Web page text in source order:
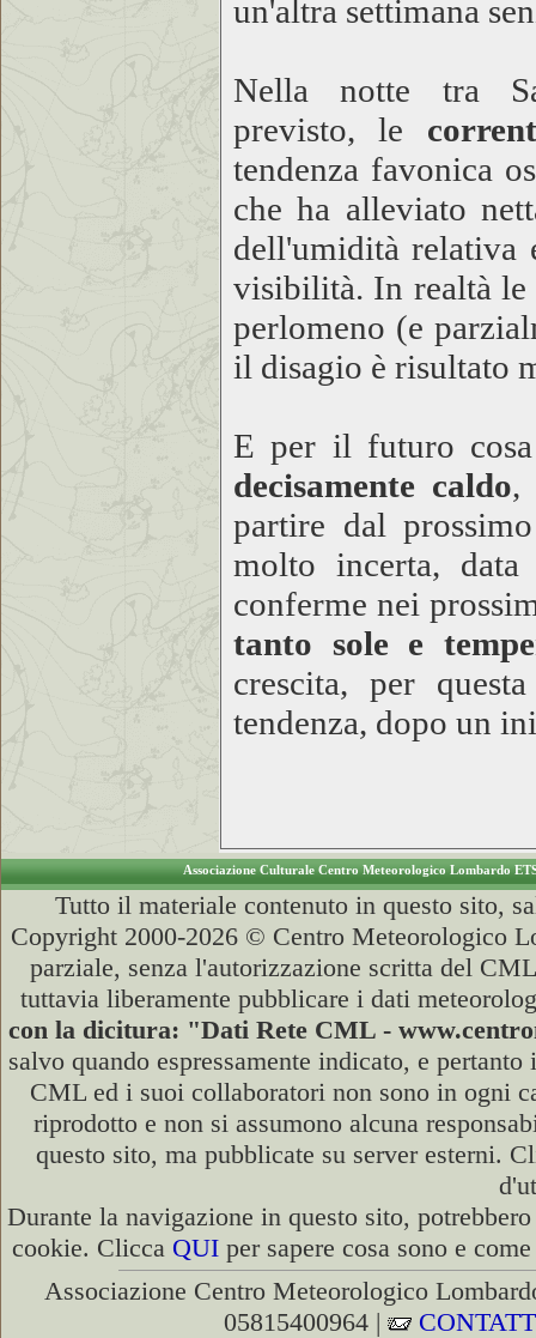
un'altra settimana
Nella notte tra
previsto, le
tendenza favonica
che ha alleviato
dell'umidità relativa
visibilità. In realtà le
perlomeno (e
il disagio è risultato
E per il futuro
decisamente caldo,
partire dal
molto incerta,
conferme nei
tanto sole e
crescita, per
tendenza, dopo un
Associazione Culturale Centro Meteorologico Lombardo
Tutto il materiale contenuto in questo sito,
Copyright 2000-2026 © Centro Meteorologico
parziale, senza l'autorizzazione scritta del
tuttavia liberamente pubblicare i dati
con la dicitura: "Dati Rete CML -
salvo quando espressamente indicato, e
CML ed i suoi collaboratori non sono in ogni
riprodotto e non si assumono alcuna
questo sito, ma pubblicate su server esterni.
Durante la navigazione in questo sito,
cookie. Clicca QUI per sapere cosa sono e
Associazione Centro Meteorologico
05815400964 |